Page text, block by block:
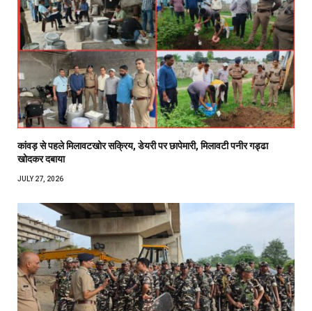
कांवड़ से पहले मिलावटखोर सक्रिय, डेयरी पर छापेमारी, मिलावटी पनीर गड्ढा
खोदकर दबाया
JULY 27, 2026